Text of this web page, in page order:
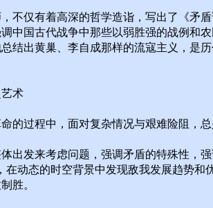
不仅有着高深的哲学造诣，写出了《矛
中国古代战争中那些以弱胜强的战例和
结出黄巢、李自成那样的流寇主义，是
术
的过程中，面对复杂情况与艰难险阻，
出发来考虑问题，强调矛盾的特殊性，
在动态的时空背景中发现敌我发展趋势
胜。